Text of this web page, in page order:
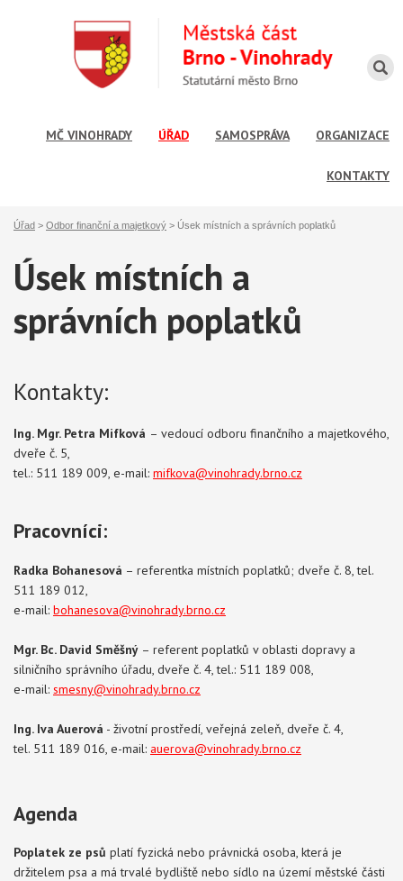
MČ VINOHRADY ÚŘAD SAMOSPRÁVA ORGANIZACE
KONTAKTY
Úřad > Odbor finanční a majetkový > Úsek místních a správních poplatků
Úsek místních a
správních poplatků
Kontakty:
Ing. Mgr. Petra Mifková – vedoucí odboru finančního a majetkového,
dveře č. 5,
tel.: 511 189 009, e-mail: mifkova@vinohrady.brno.cz
Pracovníci:
Radka Bohanesová – referentka místních poplatků; dveře č. 8, tel.
511 189 012,
e-mail: bohanesova@vinohrady.brno.cz
Mgr. Bc. David Směšný – referent poplatků v oblasti dopravy a
silničního správního úřadu, dveře č. 4, tel.: 511 189 008,
e-mail: smesny@vinohrady.brno.cz
Ing. Iva Auerová - životní prostředí, veřejná zeleň, dveře č. 4,
tel. 511 189 016, e-mail: auerova@vinohrady.brno.cz
Agenda
Poplatek ze psů platí fyzická nebo právnická osoba, která je
držitelem psa a má trvalé bydliště nebo sídlo na území městské části